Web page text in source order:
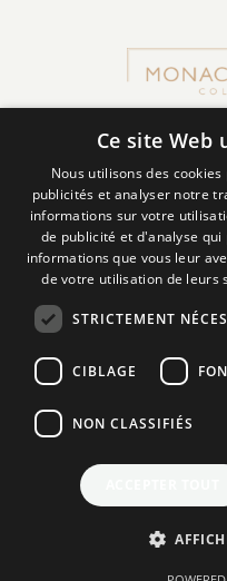
Restons
FACEBOOK
LINKEDIN
INSTAGRAM
Recevez
Ce site Web
Nous utilisons des
publicités et analyser notre
informations sur votre
de publicité et d'analyse
informations que vous leur
de votre utilisation de leurs
STRICTEMENT
CIBLAGE
NON CLASSIFIÉS